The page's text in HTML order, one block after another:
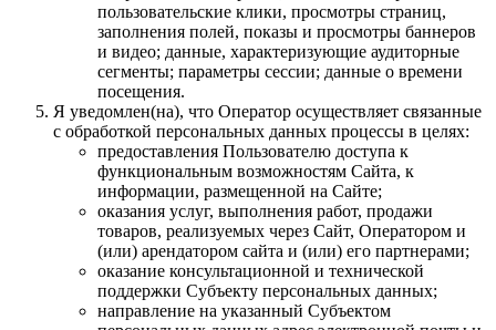
пользовательские клики, просмотры страниц,
заполнения полей, показы и просмотры баннеров
и видео; данные, характеризующие аудиторные
сегменты; параметры сессии; данные о времени
посещения.
Я уведомлен(на), что Оператор осуществляет связанные
с обработкой персональных данных процессы в целях:
предоставления Пользователю доступа к
функциональным возможностям Сайта, к
информации, размещенной на Сайте;
оказания услуг, выполнения работ, продажи
товаров, реализуемых через Сайт, Оператором и
(или) арендатором сайта и (или) его партнерами;
оказание консультационной и технической
поддержки Субъекту персональных данных;
направление на указанный Субъектом